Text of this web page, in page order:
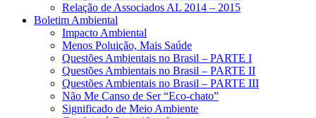
Relação de Associados AL 2014 – 2015
Boletim Ambiental
Impacto Ambiental
Menos Poluição, Mais Saúde
Questões Ambientais no Brasil – PARTE I
Questões Ambientais no Brasil – PARTE II
Questões Ambientais no Brasil – PARTE III
Não Me Canso de Ser “Eco-chato”
Significado de Meio Ambiente